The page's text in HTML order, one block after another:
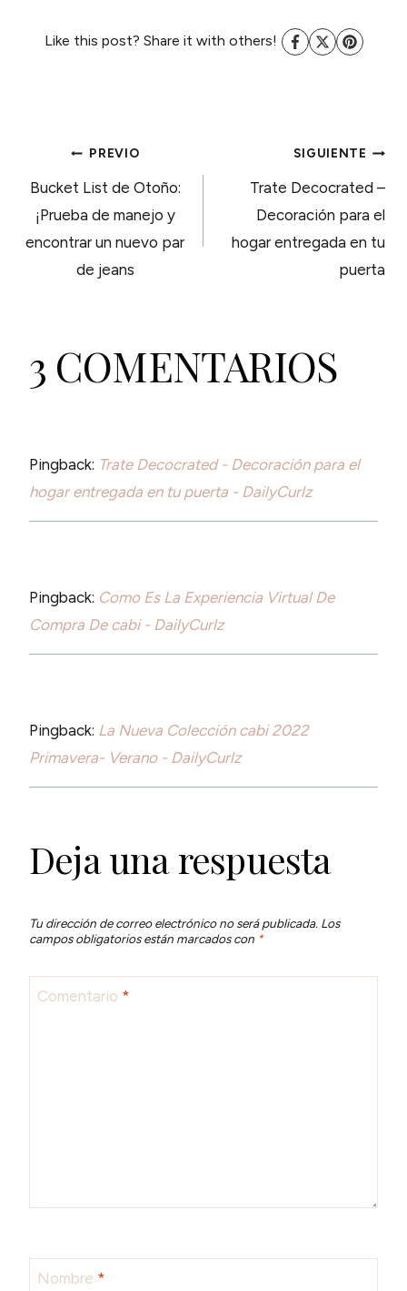
Like this post? Share it with others!
NAVEGACIÓN
DE
ENTRADAS
PREVIO
Bucket List de Otoño:
¡Prueba de manejo y
encontrar un nuevo par
de jeans
SIGUIENTE
Trate Decocrated –
Decoración para el
hogar entregada en tu
puerta
3 COMENTARIOS
Pingback: Trate Decocrated - Decoración para el
hogar entregada en tu puerta - DailyCurlz
Pingback: Como Es La Experiencia Virtual De
Compra De cabi - DailyCurlz
Pingback: La Nueva Colección cabi 2022
Primavera- Verano - DailyCurlz
Deja una respuesta
Tu dirección de correo electrónico no será publicada. Los
campos obligatorios están marcados con *
Comentario *
Nombre *